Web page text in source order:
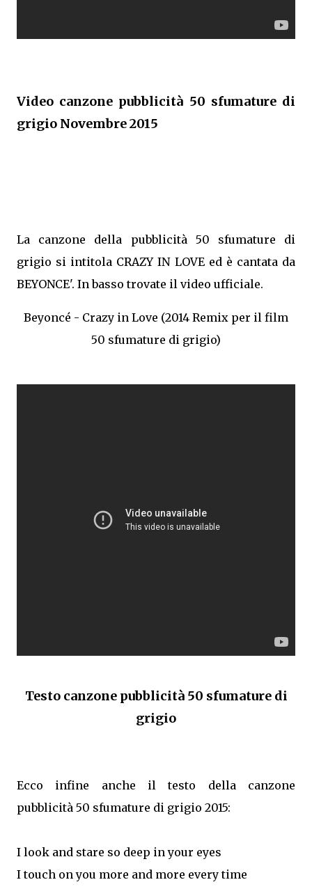
Video canzone pubblicità 50 sfumature di
grigio Novembre 2015
La canzone della pubblicità 50 sfumature di
grigio si intitola CRAZY IN LOVE ed è cantata da
BEYONCE'. In basso trovate il video ufficiale.
Beyoncé - Crazy in Love (2014 Remix per il film
50 sfumature di grigio)
Testo canzone pubblicità 50 sfumature di
grigio
Ecco infine anche il testo della canzone
pubblicità 50 sfumature di grigio 2015:
I look and stare so deep in your eyes
I touch on you more and more every time